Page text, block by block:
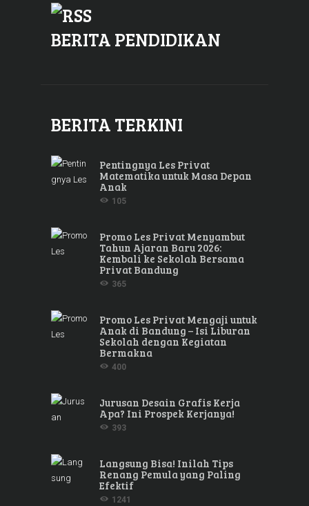
BERITA PENDIDIKAN
BERITA TERKINI
Pentingnya Les Privat
Matematika untuk Masa Depan
Anak
105
Promo Les Privat Menyambut
Tahun Ajaran Baru 2026:
Kembali ke Sekolah Bersama
Privat Bandung
365
Promo Les Privat Mengaji untuk
Anak di Bandung – Isi Liburan
Sekolah dengan Kegiatan
Bermakna
400
Jurusan Desain Grafis Kerja
Apa? Ini Prospek Kerjanya!
393
Langsung Bisa! Inilah Tips
Renang Pemula yang Paling
Efektif
1241